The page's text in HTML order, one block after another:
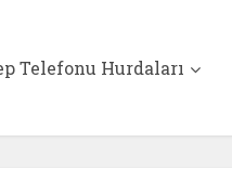
Telefonu Hurdaları